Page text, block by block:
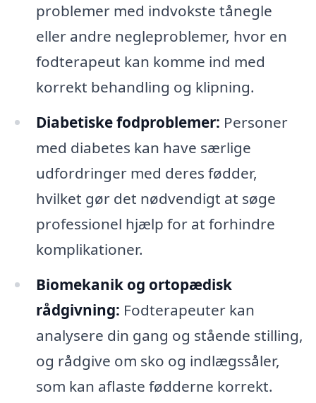
problemer med indvokste tånegle
eller andre negleproblemer, hvor en
fodterapeut kan komme ind med
korrekt behandling og klipning.
Diabetiske fodproblemer: Personer
med diabetes kan have særlige
udfordringer med deres fødder,
hvilket gør det nødvendigt at søge
professionel hjælp for at forhindre
komplikationer.
Biomekanik og ortopædisk
rådgivning: Fodterapeuter kan
analysere din gang og stående stilling,
og rådgive om sko og indlægssåler,
som kan aflaste fødderne korrekt.